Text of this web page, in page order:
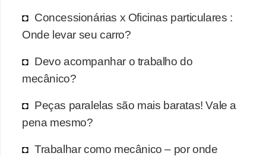
Concessionárias x Oficinas particulares :
Onde levar seu carro?
Devo acompanhar o trabalho do
mecânico?
Peças paralelas são mais baratas! Vale a
pena mesmo?
Trabalhar como mecânico – por onde